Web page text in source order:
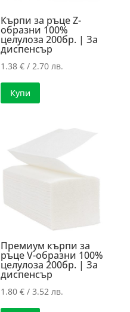
Кърпи за ръце Z-
образни 100%
целулоза 200бр. | За
диспенсър
1.38€ / 2.70 лв.
Купи
Премиум кърпи за
ръце V-образни 100%
целулоза 200бр. | За
диспенсър
1.80€ / 3.52 лв.